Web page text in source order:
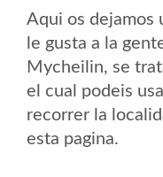
Aqui os dejamos
le gusta a la
Mycheilin, se
el cual podeis
recorrer la
esta pagina.